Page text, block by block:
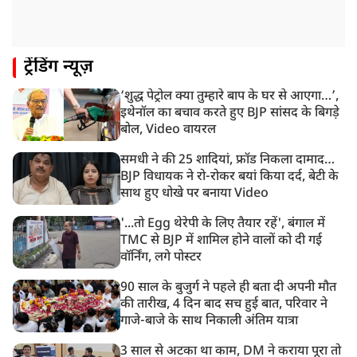
झारखंड विधानसभा के करीब पहुंचे छात्र प्रदर्शनकारी, तार वाले
11:24 AM
दिल्ली में AAP विधायक अजय दत्त के दक्षिणपुरी स्थित दफ़्तर के
बाहर BJP का प्रदर्शन
ट्रेंडिंग न्यूज़
‘शुद्ध पेट्रोल क्या तुम्हारे बाप के घर से आएगा…’,
इथेनॉल का बचाव करते हुए BJP सांसद के बिगड़े
बोल, Video वायरल
समधी ने की 25 शादियां, फ्रॉड निकला दामाद…
BJP विधायक ने रो-रोकर बयां किया दर्द, बेटी के
साथ हुए धोखे पर बनाया Video
'...तो Egg थेरेपी के लिए तैयार रहें', बंगाल में
TMC से BJP में शामिल होने वालों को दी गई
वॉर्निंग, लगे पोस्टर
90 साल के बुजुर्ग ने पहले ही बता दी अपनी मौत
की तारीख, 4 दिन बाद सच हुई बात, परिवार ने
गाजे-बाजे के साथ निकाली अंतिम यात्रा
3 साल से अटका था काम, DM ने कराया पूरा तो